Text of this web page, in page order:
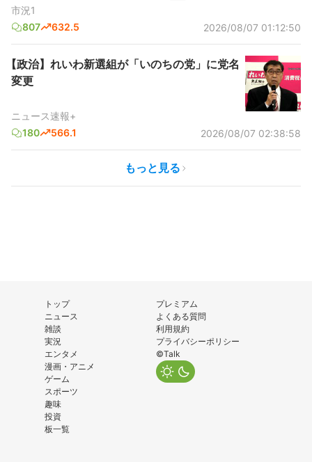
市況1
807
632.5 2026/08/07 01:12:50
【政治】れいわ新選組が「いのちの党」に党名
変更
ニュース速報+
180
566.1 2026/08/07 02:38:58
もっと見る
トップ
ニュース
雑談
実況
エンタメ
漫画・アニメ
ゲーム
スポーツ
趣味
投資
板一覧
プレミアム
よくある質問
利用規約
プライバシーポリシー
©Talk